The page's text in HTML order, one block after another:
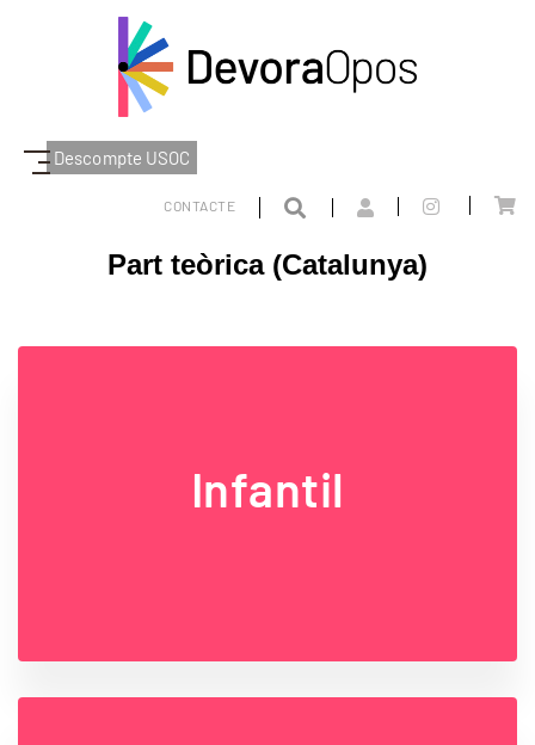
Descompte USOC
CONTACTE
CATALUNYA
Part teòrica (Catalunya)
Infantil